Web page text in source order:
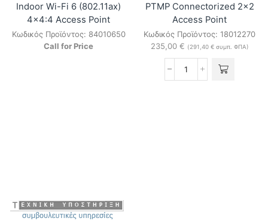
Indoor Wi-Fi 6 (802.11ax)
4×4:4 Access Point
Κωδικός Προϊόντος: 84010650
Call for Price
PTMP Connectorized 2×2
Access Point
Κωδικός Προϊόντος: 18012270
235,00 € (291,40 €συμπ. ΦΠΑ)
Mimosa